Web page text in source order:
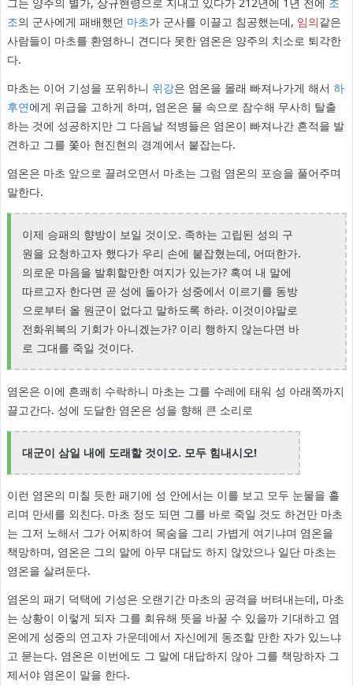
조의 군사에게 패배했던 마초가 군사를 이끌고 침공했는데, 임의같은
사람들이 마초를 환영하니 견디다 못한 염온은 양주의 치소로 퇴각한
다.
마초는 이어 기성을 포위하니 위강은 염온을 몰래 빠져나가게 해서 하
후연에게 위급을 고하게 하며, 염온은 물 속으로 잠수해 무사히 탈출
하는 것에 성공하지만 그 다음날 적병들은 염온이 빠져나간 흔적을 발
견하고 그를 쫓아 현진현의 경계에서 붙잡는다.
염온은 마초 앞으로 끌려오면서 마초는 그럼 염온의 포승을 풀어주며
말한다.
이제 승패의 향방이 보일 것이오. 족하는 고립된 성의 구
원을 요청하고자 했다가 우리 손에 붙잡혔는데, 어떠한가.
의로운 마음을 발휘할만한 여지가 있는가? 혹여 내 말에
따르고자 한다면 곧 성에 돌아가 성중에서 이르기를 동방
으로부터 올 원군이 없다고 말하도록 하라. 이것이야말로
전화위복의 기회가 아니겠는가? 이리 행하지 않는다면 바
로 그대를 죽일 것이다.
염온은 이에 흔쾌히 수락하니 마초는 그를 수레에 태워 성 아래쪽까지
끌고간다. 성에 도달한 염온은 성을 향해 큰 소리로
대군이 삼일 내에 도래할 것이오. 모두 힘내시오!
이런 염온의 미칠 듯한 패기에 성 안에서는 이를 보고 모두 눈물을 흘
리며 만세를 외친다. 마초 정도 되면 그를 바로 죽일 것도 하건만 마초
는 그저 노해서 그가 어찌하여 목숨을 그리 가볍게 여기냐며 염온을
책망하며, 염온은 그의 말에 아무 대답도 하지 않았으나 일단 마초는
염온을 살려둔다.
염온의 패기 덕택에 기성은 오랜기간 마초의 공격을 버텨내는데, 마초
는 상황이 이렇게 되자 그를 회유해 뜻을 바꿀 수 있을까 기대하고 염
온에게 성중의 연고자 가운데에서 자신에게 동조할 만한 자가 있느냐
고 묻는다. 염온은 이번에도 그 말에 대답하지 않아 그를 책망하자 그
제서야 염온이 말을 한다.